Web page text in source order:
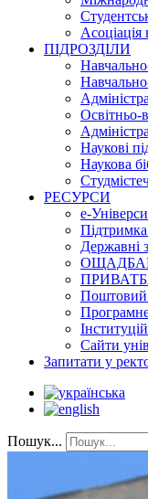
Асоціація
ПІДРОЗДІЛИ
Освітньо-
Наукові
Наукова
РЕСУРСИ
е-
Підтримка
Державні
Поштовий
Сайти
Запитати у
Пошук...